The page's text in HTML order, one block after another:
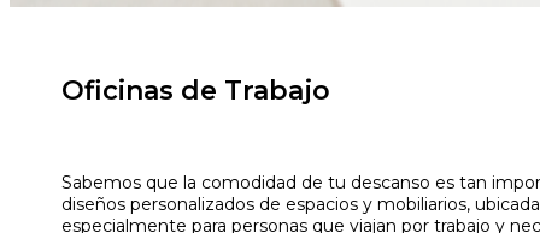
Oficinas de Trabajo
Sabemos que la comodidad de tu descanso es tan
diseños personalizados de espacios y mobiliarios,
especialmente para personas que viajan por trabajo y